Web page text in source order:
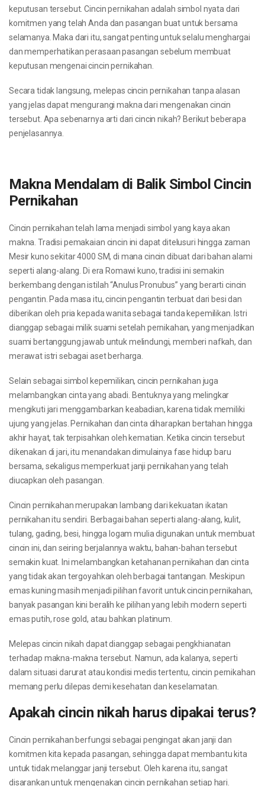
keputusan tersebut. Cincin pernikahan adalah simbol nyata dari
komitmen yang telah Anda dan pasangan buat untuk bersama
selamanya. Maka dari itu, sangat penting untuk selalu menghargai
dan memperhatikan perasaan pasangan sebelum membuat
keputusan mengenai cincin pernikahan.
Secara tidak langsung, melepas cincin pernikahan tanpa alasan
yang jelas dapat mengurangi makna dari mengenakan cincin
tersebut. Apa sebenarnya arti dari cincin nikah? Berikut beberapa
penjelasannya.
Makna Mendalam di Balik Simbol Cincin
Pernikahan
Cincin pernikahan telah lama menjadi simbol yang kaya akan
makna. Tradisi pemakaian cincin ini dapat ditelusuri hingga zaman
Mesir kuno sekitar 4000 SM, di mana cincin dibuat dari bahan alami
seperti alang-alang. Di era Romawi kuno, tradisi ini semakin
berkembang dengan istilah “Anulus Pronubus” yang berarti cincin
pengantin. Pada masa itu, cincin pengantin terbuat dari besi dan
diberikan oleh pria kepada wanita sebagai tanda kepemilikan. Istri
dianggap sebagai milik suami setelah pernikahan, yang menjadikan
suami bertanggung jawab untuk melindungi, memberi nafkah, dan
merawat istri sebagai aset berharga.
Selain sebagai simbol kepemilikan, cincin pernikahan juga
melambangkan cinta yang abadi. Bentuknya yang melingkar
mengikuti jari menggambarkan keabadian, karena tidak memiliki
ujung yang jelas. Pernikahan dan cinta diharapkan bertahan hingga
akhir hayat, tak terpisahkan oleh kematian. Ketika cincin tersebut
dikenakan di jari, itu menandakan dimulainya fase hidup baru
bersama, sekaligus memperkuat janji pernikahan yang telah
diucapkan oleh pasangan.
Cincin pernikahan merupakan lambang dari kekuatan ikatan
pernikahan itu sendiri. Berbagai bahan seperti alang-alang, kulit,
tulang, gading, besi, hingga logam mulia digunakan untuk membuat
cincin ini, dan seiring berjalannya waktu, bahan-bahan tersebut
semakin kuat. Ini melambangkan ketahanan pernikahan dan cinta
yang tidak akan tergoyahkan oleh berbagai tantangan. Meskipun
emas kuning masih menjadi pilihan favorit untuk cincin pernikahan,
banyak pasangan kini beralih ke pilihan yang lebih modern seperti
emas putih, rose gold, atau bahkan platinum.
Melepas cincin nikah dapat dianggap sebagai pengkhianatan
terhadap makna-makna tersebut. Namun, ada kalanya, seperti
dalam situasi darurat atau kondisi medis tertentu, cincin pernikahan
memang perlu dilepas demi kesehatan dan keselamatan.
Apakah cincin nikah harus dipakai terus?
Cincin pernikahan berfungsi sebagai pengingat akan janji dan
komitmen kita kepada pasangan, sehingga dapat membantu kita
untuk tidak melanggar janji tersebut. Oleh karena itu, sangat
disarankan untuk mengenakan cincin pernikahan setiap hari.